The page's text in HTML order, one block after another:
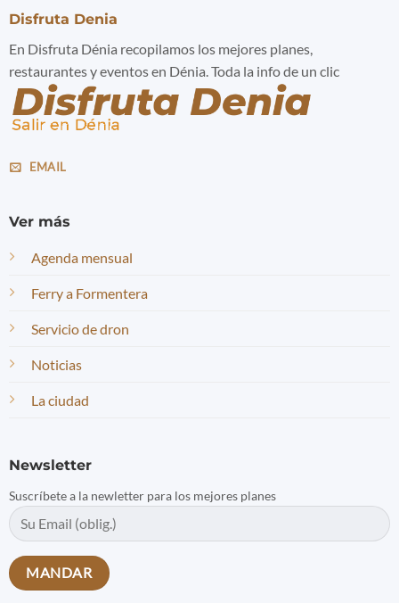
Disfruta Denia
En Disfruta Dénia recopilamos los mejores planes,
restaurantes y eventos en Dénia. Toda la info de un clic
EMAIL
Ver más
Agenda mensual
Ferry a Formentera
Servicio de dron
Noticias
La ciudad
Newsletter
Suscríbete a la newletter para los mejores planes